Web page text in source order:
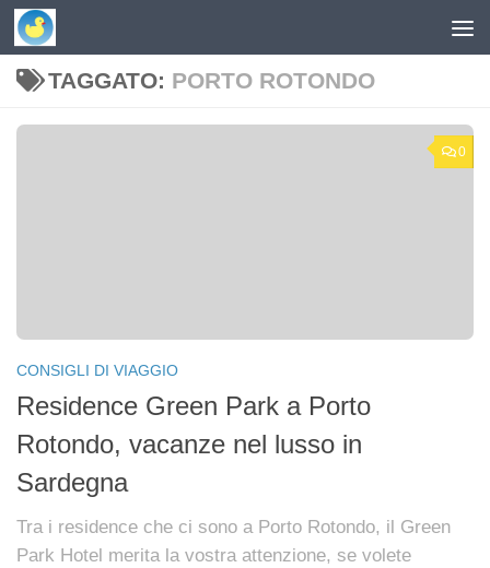
Skip to content
TAGGATO: PORTO ROTONDO
0
CONSIGLI DI VIAGGIO
Residence Green Park a Porto
Rotondo, vacanze nel lusso in
Sardegna
Tra i residence che ci sono a Porto Rotondo, il Green
Park Hotel merita la vostra attenzione, se volete